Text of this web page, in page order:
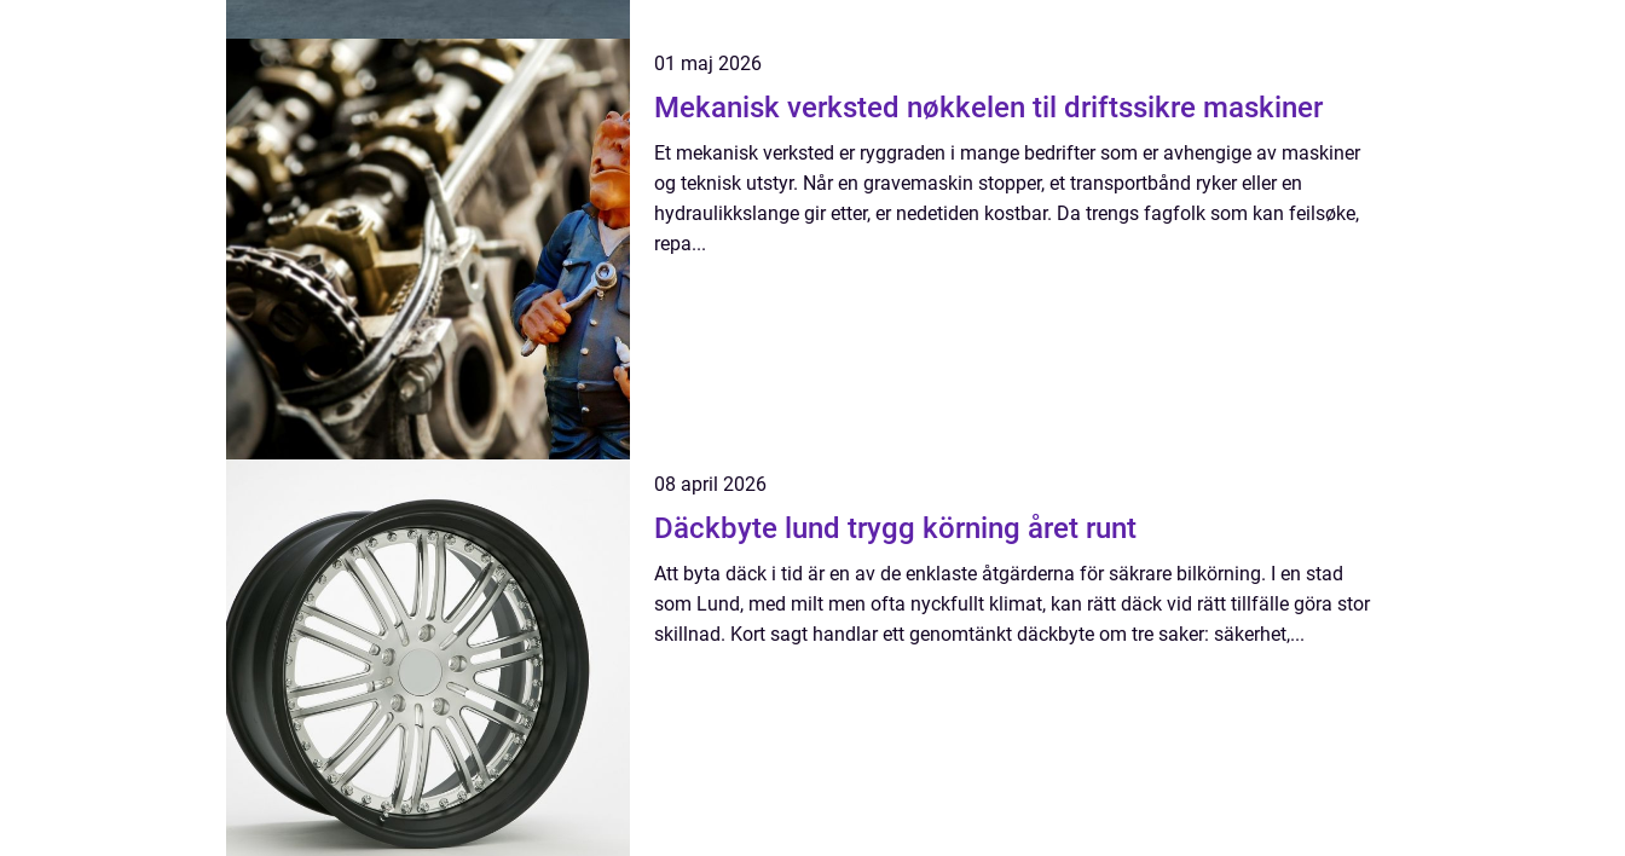
01 maj 2026
Mekanisk verksted nøkkelen til driftssikre maskiner
Et mekanisk verksted er ryggraden i mange bedrifter som er avhengige av maskiner
og teknisk utstyr. Når en gravemaskin stopper, et transportbånd ryker eller en
hydraulikkslange gir etter, er nedetiden kostbar. Da trengs fagfolk som kan feilsøke,
repa...
08 april 2026
Däckbyte lund trygg körning året runt
Att byta däck i tid är en av de enklaste åtgärderna för säkrare bilkörning. I en stad
som Lund, med milt men ofta nyckfullt klimat, kan rätt däck vid rätt tillfälle göra stor
skillnad. Kort sagt handlar ett genomtänkt däckbyte om tre saker: säkerhet,...